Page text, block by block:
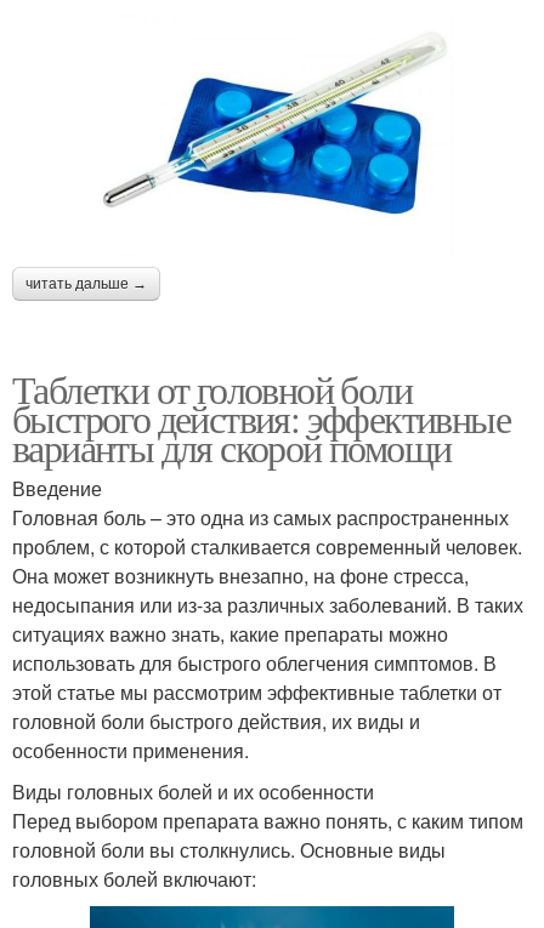
читать дальше →
Таблетки от головной боли
быстрого действия: эффективные
варианты для скорой помощи
Введение
Головная боль – это одна из самых распространенных
проблем, с которой сталкивается современный человек.
Она может возникнуть внезапно, на фоне стресса,
недосыпания или из-за различных заболеваний. В таких
ситуациях важно знать, какие препараты можно
использовать для быстрого облегчения симптомов. В
этой статье мы рассмотрим эффективные таблетки от
головной боли быстрого действия, их виды и
особенности применения.
Виды головных болей и их особенности
Перед выбором препарата важно понять, с каким типом
головной боли вы столкнулись. Основные виды
головных болей включают: